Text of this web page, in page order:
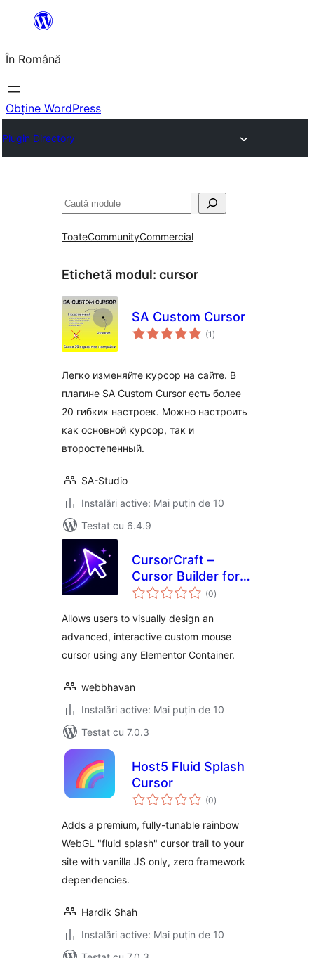
conținut
În Română
Obține WordPress
Plugin Directory
Caută
ToateCommunityCommercial
Etichetă modul: cursor
SA Сustom Cursor
(1 total
aprecieri
)
Легко изменяйте курсор на сайте. В
плагине SA Custom Cursor есть более
20 гибких настроек. Можно настроить
как основной курсор, так и
второстепенный.
SA-Studio
Instalări active: Mai puțin de 10
Testat cu 6.4.9
CursorCraft –
Cursor Builder for
Elementor
(0total
aprecieri
)
Allows users to visually design an
advanced, interactive custom mouse
cursor using any Elementor Container.
webbhavan
Instalări active: Mai puțin de 10
Testat cu 7.0.3
Host5 Fluid Splash
Cursor
(0total
aprecieri
)
Adds a premium, fully-tunable rainbow
WebGL "fluid splash" cursor trail to your
site with vanilla JS only, zero framework
dependencies.
Hardik Shah
Instalări active: Mai puțin de 10